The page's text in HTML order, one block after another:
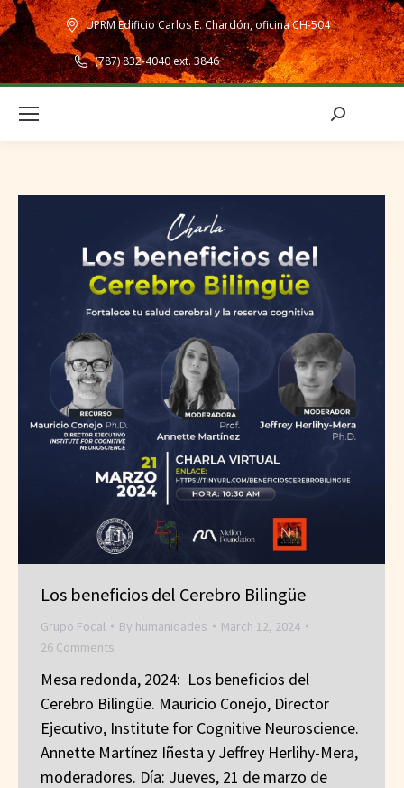
UPRM Edificio Carlos E. Chardón, oficina CH-504
(787) 832-4040 ext. 3846
Search:
Los beneficios del Cerebro Bilingüe
Grupo Focal By humanidades
March 12, 2024
26 Comments
Mesa redonda, 2024: Los beneficios del
Cerebro Bilingüe. Mauricio Conejo, Director
Ejecutivo, Institute for Cognitive Neuroscience.
Annette Martínez Iñesta y Jeffrey Herlihy-Mera,
moderadores. Día: Jueves, 21 de marzo de